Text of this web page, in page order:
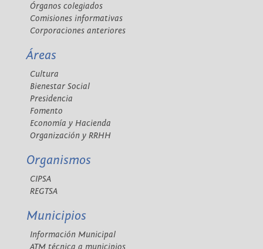
Órganos colegiados
Comisiones informativas
Corporaciones anteriores
Áreas
Cultura
Bienestar Social
Presidencia
Fomento
Economía y Hacienda
Organización y RRHH
Organismos
CIPSA
REGTSA
Municipios
Información Municipal
ATM técnica a municipios